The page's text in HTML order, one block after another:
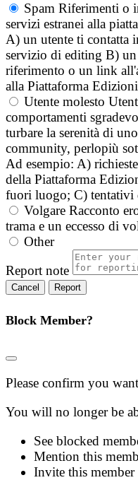
Spam Riferimenti o
servizi estranei alla
A) un utente ti contatta
servizio di editing B)
riferimento o un link
alla Piattaforma
Utente molesto
comportamenti
turbare la serenità di
community, perlopiù
Ad esempio: A)
della Piattaforma
fuori luogo; C) tentativi
Volgare Racconto
trama e un eccesso di
Other
Report note
Report
Block Member?
Please confirm you
You will no longer be
See blocked
Mention this
Invite this